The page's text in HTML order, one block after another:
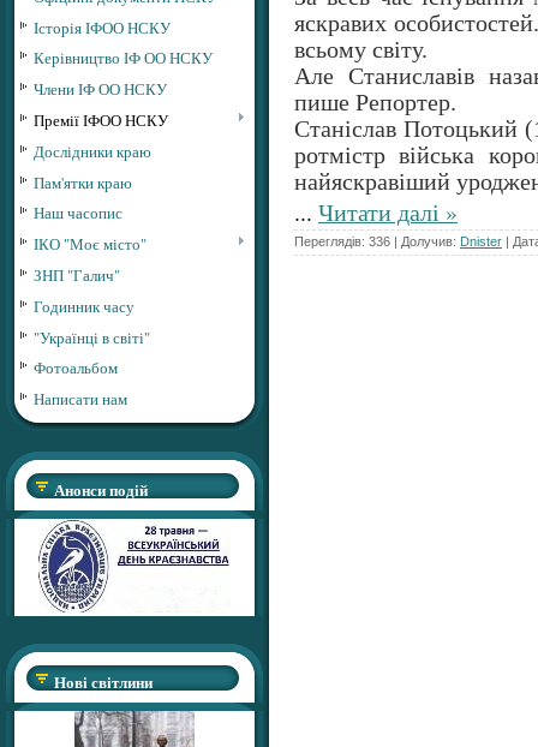
Історія ІФОО НСКУ
Керівництво ІФ ОО НСКУ
Члени ІФ ОО НСКУ
Премії ІФОО НСКУ
Дослідники краю
Пам'ятки краю
Наш часопис
ІКО "Моє місто"
ЗНП "Галич"
Годинник часу
"Українці в світі"
Фотоальбом
Написати нам
Анонси подій
Нові світлини
яскравих
всьому світу.
Але Станиславів
пише Репортер.
Станіслав Потоцький
ротмістр війська
найяскравіший
... Читати далі »
Переглядів: 336 | Долучив: Dnister |